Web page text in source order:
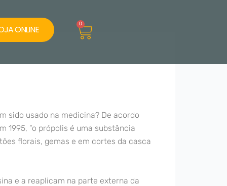
ONLINE 0
Cart
sido usado na medicina? De acordo
1995, “o própolis é uma substância
florais, gemas e em cortes da casca
e a reaplicam na parte externa da